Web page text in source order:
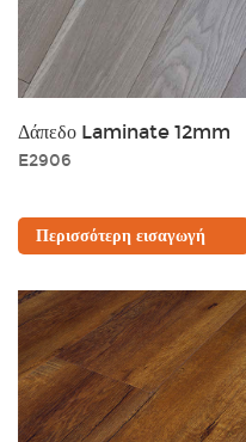
Δάπεδο Laminate 12mm
E2906
Περισσότερη εισαγωγή